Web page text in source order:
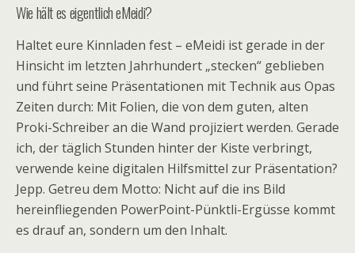
Wie hält es eigentlich eMeidi?
Haltet eure Kinnladen fest – eMeidi ist gerade in der
Hinsicht im letzten Jahrhundert „stecken“ geblieben
und führt seine Präsentationen mit Technik aus Opas
Zeiten durch: Mit Folien, die von dem guten, alten
Proki-Schreiber an die Wand projiziert werden. Gerade
ich, der täglich Stunden hinter der Kiste verbringt,
verwende keine digitalen Hilfsmittel zur Präsentation?
Jepp. Getreu dem Motto: Nicht auf die ins Bild
hereinfliegenden PowerPoint-Pünktli-Ergüsse kommt
es drauf an, sondern um den Inhalt.